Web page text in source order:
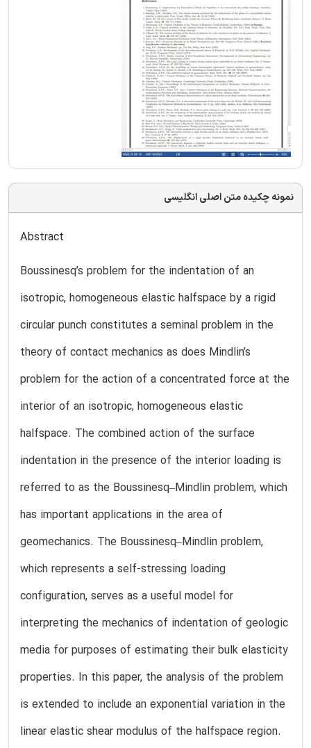
نمونه چکیده متن اصلی انگلیسی
Abstract
Boussinesq’s problem for the indentation of an
isotropic, homogeneous elastic halfspace by a rigid
circular punch constitutes a seminal problem in the
theory of contact mechanics as does Mindlin’s
problem for the action of a concentrated force at the
interior of an isotropic, homogeneous elastic
halfspace. The combined action of the surface
indentation in the presence of the interior loading is
referred to as the Boussinesq–Mindlin problem, which
has important applications in the area of
geomechanics. The Boussinesq–Mindlin problem,
which represents a self-stressing loading
configuration, serves as a useful model for
interpreting the mechanics of indentation of geologic
media for purposes of estimating their bulk elasticity
properties. In this paper, the analysis of the problem
is extended to include an exponential variation in the
linear elastic shear modulus of the halfspace region.